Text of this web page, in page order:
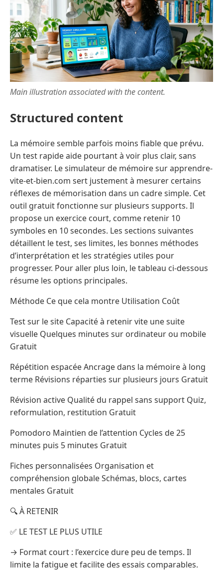
Main illustration associated with the content.
Structured content
La mémoire semble parfois moins fiable que prévu.
Un test rapide aide pourtant à voir plus clair, sans
dramatiser. Le simulateur de mémoire sur apprendre-
vite-et-bien.com sert justement à mesurer certains
réflexes de mémorisation dans un cadre simple. Cet
outil gratuit fonctionne sur plusieurs supports. Il
propose un exercice court, comme retenir 10
symboles en 10 secondes. Les sections suivantes
détaillent le test, ses limites, les bonnes méthodes
d’interprétation et les stratégies utiles pour
progresser. Pour aller plus loin, le tableau ci-dessous
résume les options principales.
Méthode Ce que cela montre Utilisation Coût
Test sur le site Capacité à retenir vite une suite
visuelle Quelques minutes sur ordinateur ou mobile
Gratuit
Répétition espacée Ancrage dans la mémoire à long
terme Révisions réparties sur plusieurs jours Gratuit
Révision active Qualité du rappel sans support Quiz,
reformulation, restitution Gratuit
Pomodoro Maintien de l’attention Cycles de 25
minutes puis 5 minutes Gratuit
Fiches personnalisées Organisation et
compréhension globale Schémas, blocs, cartes
mentales Gratuit
🔍 À RETENIR
✅ LE TEST LE PLUS UTILE
→ Format court : l’exercice dure peu de temps. Il
limite la fatigue et facilite des essais comparables.